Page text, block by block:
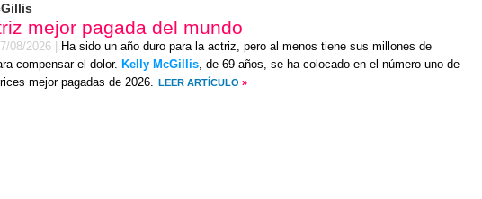
mejor pagada del mundo
08/2026
Ha sido un año duro para la actriz, pero al menos tiene sus millones de
compensar el dolor. Kelly McGillis, de 69 años, se ha colocado en el número uno de
mejor pagadas de 2026. LEER ARTÍCULO »